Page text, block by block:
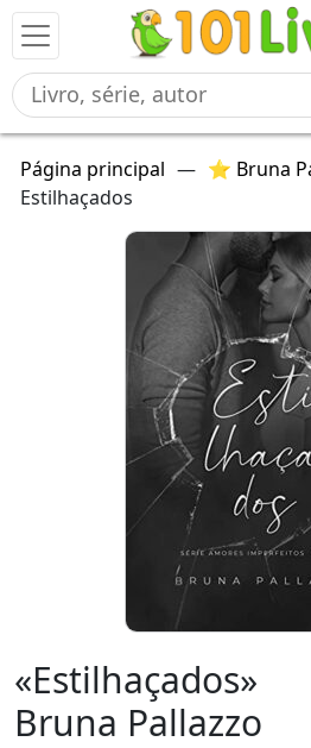
Página principal — ⭐ Bruna
Estilhaçados
«Estilhaçados»
Bruna Pallazzo